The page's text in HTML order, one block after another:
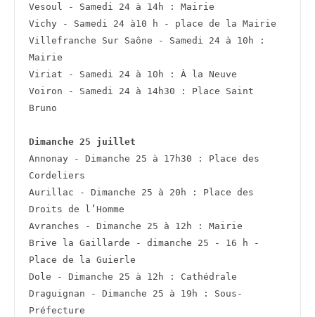
Vesoul - Samedi 24 à 14h : Mairie
Vichy - Samedi 24 à10 h - place de la Mairie
Villefranche Sur Saône - Samedi 24 à 10h :
Mairie
Viriat - Samedi 24 à 10h : À la Neuve
Voiron - Samedi 24 à 14h30 : Place Saint
Bruno
Dimanche 25 juillet
Annonay - Dimanche 25 à 17h30 : Place des
Cordeliers
Aurillac - Dimanche 25 à 20h : Place des
Droits de l’Homme
Avranches - Dimanche 25 à 12h : Mairie
Brive la Gaillarde - dimanche 25 - 16 h -
Place de la Guierle
Dole - Dimanche 25 à 12h : Cathédrale
Draguignan - Dimanche 25 à 19h : Sous-
Préfecture